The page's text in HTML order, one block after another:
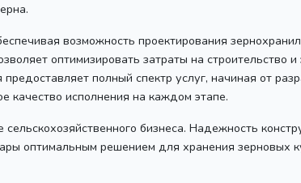
возможность проектирования
оптимизировать затраты на строительство
полный спектр услуг, начиная от
качество исполнения на каждом этапе.
бизнеса. Надежность
оптимальным решением для хранения зерновых